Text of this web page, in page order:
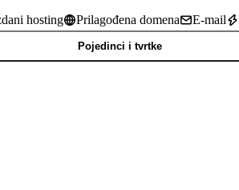
hosting Prilagođena domena E-mail
Pojedinci i tvrtke